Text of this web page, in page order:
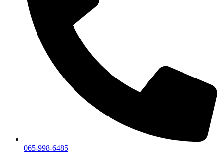
065-998-6485